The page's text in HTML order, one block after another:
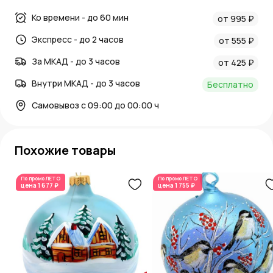
Ко времени - до 60 мин
от 995 ₽
Экспресс - до 2 часов
от 555 ₽
За МКАД - до 3 часов
от 425 ₽
Внутри МКАД - до 3 часов
Бесплатно
Самовывоз с 09:00 до 00:00 ч
Похожие товары
По промоЛЕТО
цена 1 677 ₽
По промоЛЕТО
цена 1 755 ₽